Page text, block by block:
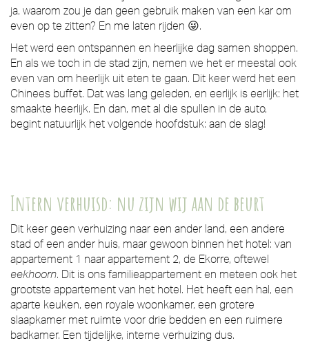
ja, waarom zou je dan geen gebruik maken van een kar om
even op te zitten? En me laten rijden 😜.
Het werd een ontspannen en heerlijke dag samen shoppen.
En als we toch in de stad zijn, nemen we het er meestal ook
even van om heerlijk uit eten te gaan. Dit keer werd het een
Chinees buffet. Dat was lang geleden, en eerlijk is eerlijk: het
smaakte heerlijk. En dan, met al die spullen in de auto,
begint natuurlijk het volgende hoofdstuk: aan de slag!
Intern verhuisd: nu zijn wij aan de beurt
Dit keer geen verhuizing naar een ander land, een andere
stad of een ander huis, maar gewoon binnen het hotel: van
appartement 1 naar appartement 2, de Ekorre, oftewel
eekhoorn. Dit is ons familieappartement en meteen ook het
grootste appartement van het hotel. Het heeft een hal, een
aparte keuken, een royale woonkamer, een grotere
slaapkamer met ruimte voor drie bedden en een ruimere
badkamer. Een tijdelijke, interne verhuizing dus.